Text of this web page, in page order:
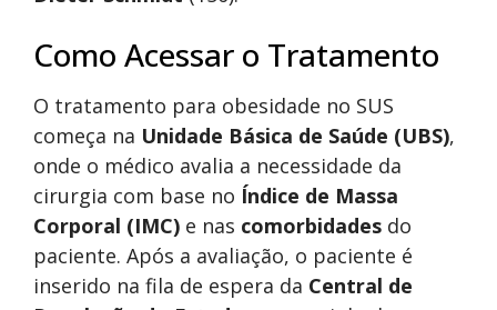
Como Acessar o Tratamento
O tratamento para obesidade no SUS
começa na Unidade Básica de Saúde (UBS),
onde o médico avalia a necessidade da
cirurgia com base no Índice de Massa
Corporal (IMC) e nas comorbidades do
paciente. Após a avaliação, o paciente é
inserido na fila de espera da Central de